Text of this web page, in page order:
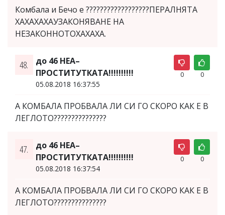
Комбала и Бечо е ??????????????????ПЕРАЛНЯТА
ХАХАХАХАУЗАКОНЯВАНЕ НА
НЕЗАКОННОТОХАХАХА.
48.
до 46 НЕА–
ПРОСТИТУТКАТА!!!!!!!!!!
05.08.2018 16:37:55
0 0
А КОМБАЛА ПРОБВАЛА ЛИ СИ ГО СКОРО КАК Е В
ЛЕГЛОТО???????????????
47.
до 46 НЕА–
ПРОСТИТУТКАТА!!!!!!!!!!
05.08.2018 16:37:54
0 0
А КОМБАЛА ПРОБВАЛА ЛИ СИ ГО СКОРО КАК Е В
ЛЕГЛОТО???????????????